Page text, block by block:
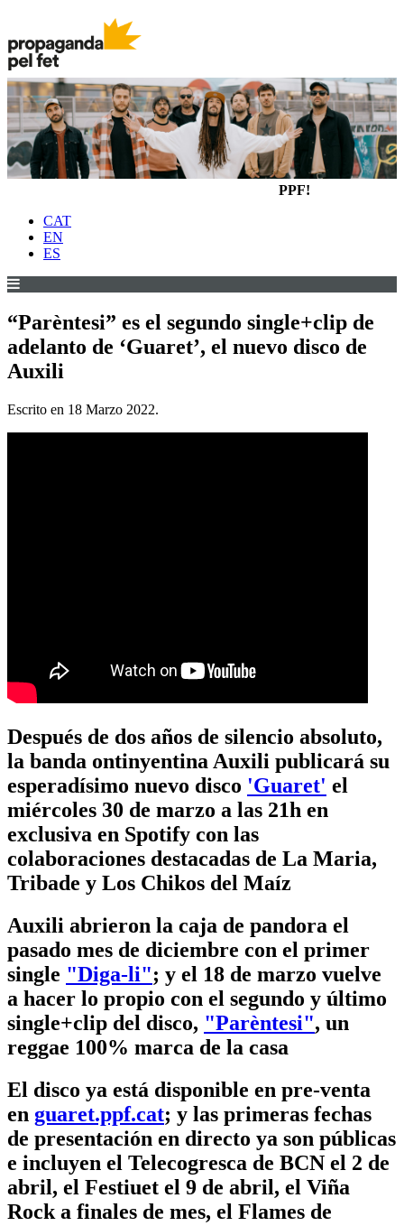
PPF!
CAT
EN
ES
“Parèntesi” es el segundo single+clip de
adelanto de ‘Guaret’, el nuevo disco de
Auxili
Escrito en 18 Marzo 2022.
Después de dos años de silencio absoluto,
la banda ontinyentina Auxili publicará su
esperadísimo nuevo disco 'Guaret' el
miércoles 30 de marzo a las 21h en
exclusiva en Spotify con las
colaboraciones destacadas de La Maria,
Tribade y Los Chikos del Maíz
Auxili abrieron la caja de pandora el
pasado mes de diciembre con el primer
single "Diga-li"; y el 18 de marzo vuelve
a hacer lo propio con el segundo y último
single+clip del disco, "Parèntesi", un
reggae 100% marca de la casa
El disco ya está disponible en pre-venta
en guaret.ppf.cat; y las primeras fechas
de presentación en directo ya son públicas
e incluyen el Telecogresca de BCN el 2 de
abril, el Festiuet el 9 de abril, el Viña
Rock a finales de mes, el Flames de